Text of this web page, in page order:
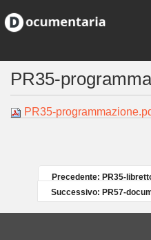
PR35-
PR35-
Precedente: PR35-
Successivo: PR57-